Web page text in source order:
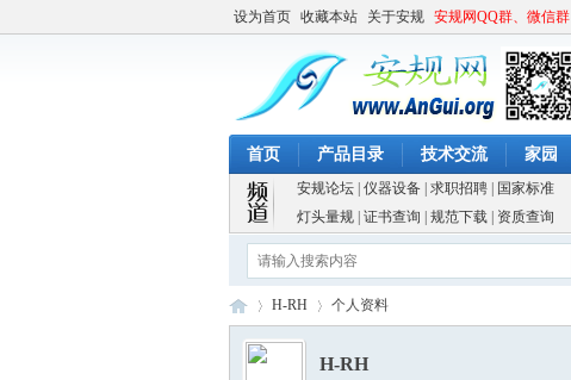
设为首页 收藏本站 关于安规 安规网QQ群、微信群
首页 产品目录 技术交流 家园
安规论坛 仪器设备 求职招聘 国家标准
灯头量规 证书查询 规范下载 资质查询
H-RH 个人资料
H-RH